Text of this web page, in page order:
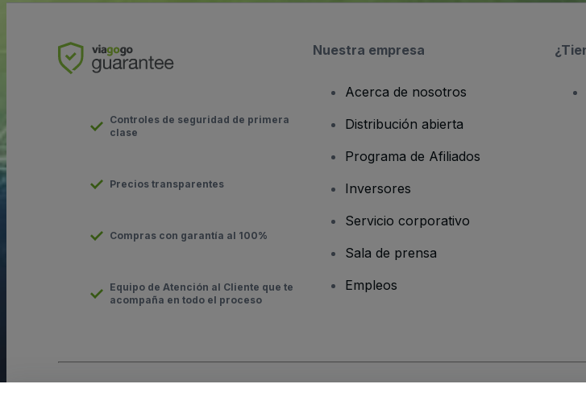
Controles de seguridad de primera
clase
Precios transparentes
Compras con garantía al 100%
Equipo de Atención al Cliente que te
acompaña en todo el proceso
Nuestra empresa
Acerca de nosotros
Distribución abierta
Programa de Afiliados
Inversores
Servicio corporativo
Sala de prensa
Empleos